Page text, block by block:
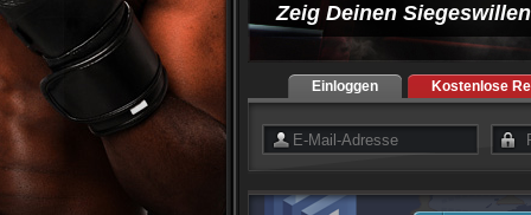
Zeig Deinen
Einloggen Kostenlose